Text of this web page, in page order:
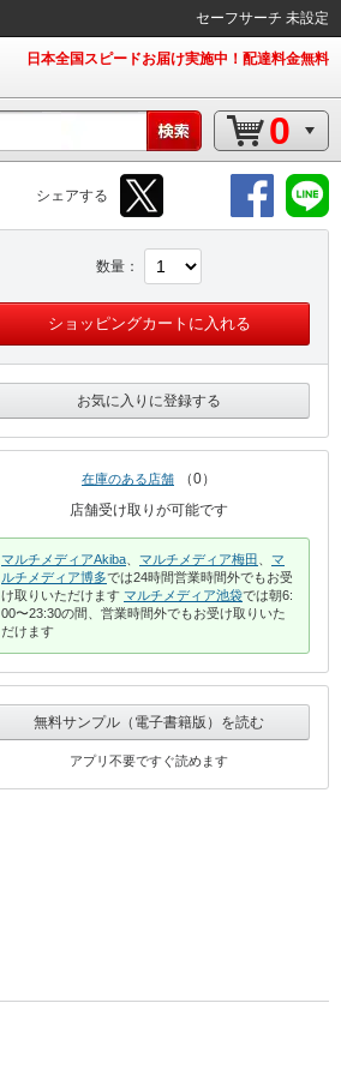
セーフサーチ 未設定
日本全国スピードお届け実施中！配達料金無料
0
シェアする
数量
ショッピングカートに入れる
お気に入りに登録する
在庫のある店舗
0
店舗受け取りが可能です
マルチメディアAkiba マルチメディア梅田
マ
ルチメディア博多では24時間営業時間外でもお受
け取りいただけます マルチメディア池袋では朝6:
00〜23:30の間、営業時間外でもお受け取りいた
だけます
無料サンプル（電子書籍版）を読む
アプリ不要ですぐ読めます